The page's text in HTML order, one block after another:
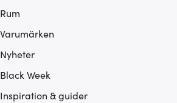
Rum
Varumärken
Nyheter
Black Week
Inspiration & guider